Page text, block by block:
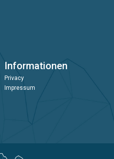
Informationen
Privacy
Impressum